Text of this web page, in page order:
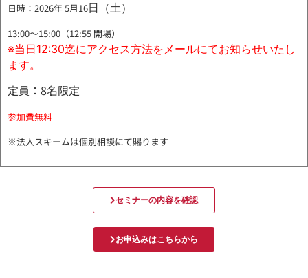
日時：2026年 5月16日（土）
13:00～15:00（12:55 開場）
※当日12:30迄にアクセス方法をメールにてお知らせいたし
ます。
定員：8名限定
参加費無料
※法人スキームは個別相談にて賜ります
セミナーの内容を確認
お申込みはこちらから